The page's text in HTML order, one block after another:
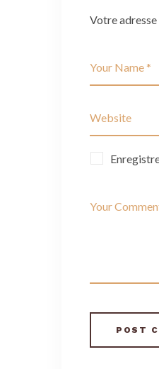
Votre adresse